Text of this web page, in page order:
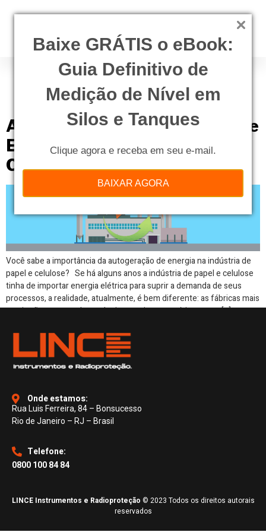
Baixe GRÁTIS o eBook:
Guia Definitivo de
Medição de Nível em
Silos e Tanques
Clique agora e receba em seu e-mail.
BAIXAR AGORA
Tag:autogeração de
emergia
A Importância da Autogeração de
Energia na Indústria de Papel e
Celulose
Você sabe a importância da autogeração de energia na indústria de
papel e celulose? Se há alguns anos a indústria de papel e celulose
tinha de importar energia elétrica para suprir a demanda de seus
processos, a realidade, atualmente, é bem diferente: as fábricas mais
atuais são capazes de produzir energia necessária para os […]
Onde estamos:
Rua Luis Ferreira, 84 – Bonsucesso
Rio de Janeiro – RJ – Brasil
Telefone:
0800 100 84 84
LINCE Instrumentos e Radioproteção © 2023 Todos os direitos autorais
reservados